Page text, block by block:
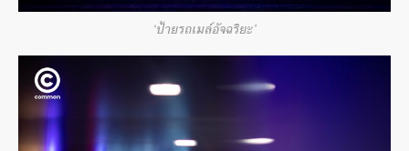
‘ป้ายรถเมล์อัจฉริยะ’